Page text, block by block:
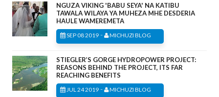
NGUZA VIKING 'BABU SEYA' NA KATIBU
TAWALA WILAYA YA MUHEZA MHE DESDERIA
HAULE WAMEREMETA
SEP 08 2019 - MICHUZI BLOG
STIEGLER’S GORGE HYDROPOWER PROJECT:
REASONS BEHIND THE PROJECT, ITS FAR
REACHING BENEFITS
JUL 24 2019 - MICHUZI BLOG